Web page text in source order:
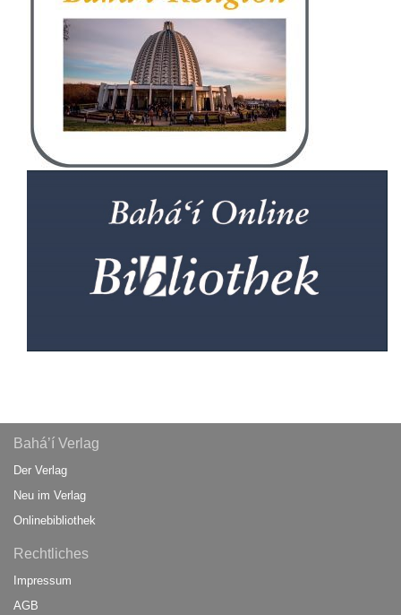
Bahá’í Verlag
Der Verlag
Neu im Verlag
Onlinebibliothek
Rechtliches
Impressum
AGB